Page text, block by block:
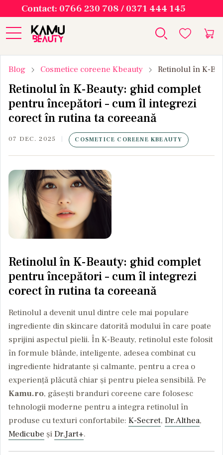
Contact: 0766 230 708 / 0371 444 145
Blog Cosmetice coreene Kbeauty Retinolul în K-
Retinolul în K-Beauty: ghid complet
pentru începători – cum îl integrezi
corect în rutina ta coreeană
07 DEC. 2025 COSMETICE COREENE KBEAUTY
Retinolul în K-Beauty: ghid complet
pentru începători – cum îl integrezi
corect în rutina ta coreeană
Retinolul a devenit unul dintre cele mai populare
ingrediente din skincare datorită modului în care poate
sprijini aspectul pielii. În K-Beauty, retinolul este folosit
în formule blânde, inteligente, adesea combinat cu
ingrediente hidratante și calmante, pentru a crea o
experiență plăcută chiar și pentru pielea sensibilă. Pe
Kamu.ro, găsești branduri coreene care folosesc
tehnologii moderne pentru a integra retinolul în
produse cu texturi confortabile: K-Secret, Dr.Althea,
Medicube șiDr.Jart+.